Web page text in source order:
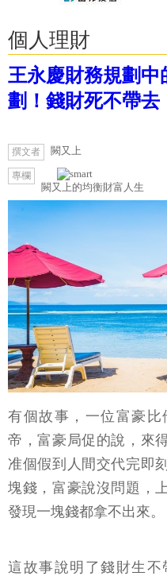
個人理財
王永慶財務規劃中
劃！錢財死不帶去
撰文者 闕又上
專欄
闕又上的均衡財富人生
有個故事，一位富豪
帝，富豪局促的說，來
准個假到人間交代完即
塊錢，富豪說沒問題，
發現一塊錢都拿不出來。
這故事說明了錢財生